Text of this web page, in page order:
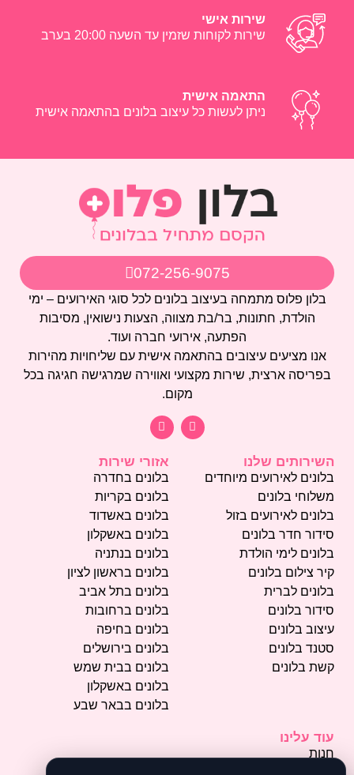
שירות אישי
שירות לקוחות שזמין עד השעה 20:00 בערב
התאמה אישית
ניתן לעשות כל עיצוב בלונים בהתאמה אישית
072-256-9075
בלון פלוס מתמחה בעיצוב בלונים לכל סוגי האירועים – ימי
הולדת, חתונות, בר/בת מצווה, הצעות נישואין, מסיבות
הפתעה, אירועי חברה ועוד.
אנו מציעים עיצובים בהתאמה אישית עם שליחויות מהירות
בפריסה ארצית, שירות מקצועי ואווירה שמרגישה חגיגה בכל
מקום.
השירותים שלנו
בלונים לאירועים מיוחדים
משלוחי בלונים
בלונים לאירועים בזול
סידור חדר בלונים
בלונים לימי הולדת
קיר צילום בלונים
בלונים לברית
סידור בלונים
עיצוב בלונים
סטנד בלונים
קשת בלונים
אזורי שירות
בלונים בחדרה
בלונים בקריות
בלונים באשדוד
בלונים באשקלון
בלונים בנתניה
בלונים בראשון לציון
בלונים בתל אביב
בלונים ברחובות
בלונים בחיפה
בלונים בירושלים
בלונים בבית שמש
בלונים באשקלון
בלונים בבאר שבע
עוד עלינו
חנות